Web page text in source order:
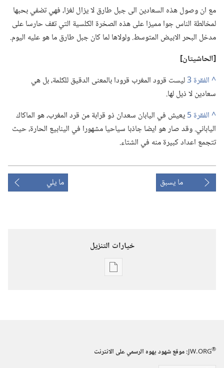
مع ان وصول هذه السعادين الى جبل طارق لا يزال لغزا،‏ فهي تضفي بحبها
لمخالطة الناس جوا مميزا على هذه الصخرة الكلسية التي تقف حارسا على
مدخل البحر الابيض المتوسط.‏ ولولاها لما كان جبل طارق ما هو عليه اليوم.‏
‏[الحاشيتان]‏
^
ليست قرود المغرب قرودا بالمعنى الدقيق للكلمة،‏ بل هي
سعادين لا ذيل لها.‏
^
يعيش في اليابان سعدان ذو قرابة من قرد المغرب،‏ هو الماكاك
الياباني.‏ وقد صار هو ايضا جاذبا سياحيا مشهورا في الينابيع الحارة،‏ حيث
تتجمع اعداد كبيرة منه في الشتاء.‏
ما يسبق ما يلي
خيارات التنزيل
خيارات
JW.ORG®
:‏ موقع شهود يهوه الرسمي على الانترنت